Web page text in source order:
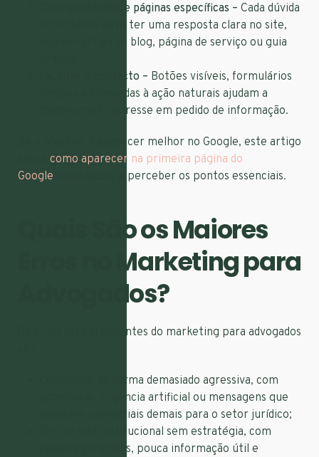
Criar conteúdos e páginas específicas – Cada dúvida
importante deve ter uma resposta clara no site,
seja em artigo de blog, página de serviço ou guia
Facilitar o contacto – Botões visíveis, formulários
simples e chamadas à ação naturais ajudam a
transformar interesse em pedido de informação.
Se o objetivo é aparecer melhor no Google, este artigo
como aparecer na primeira página do
Google pode ajudar a perceber os pontos essenciais.
Quais São os Maiores
Erros no Marketing para
Advogados?
Os erros mais frequentes do marketing para advogados
Comunicar de forma demasiado agressiva, com
promessas, urgência artificial ou mensagens que
parecem comerciais demais para o setor jurídico;
Ter um site institucional sem estratégia, com
páginas genéricas, pouca informação útil e